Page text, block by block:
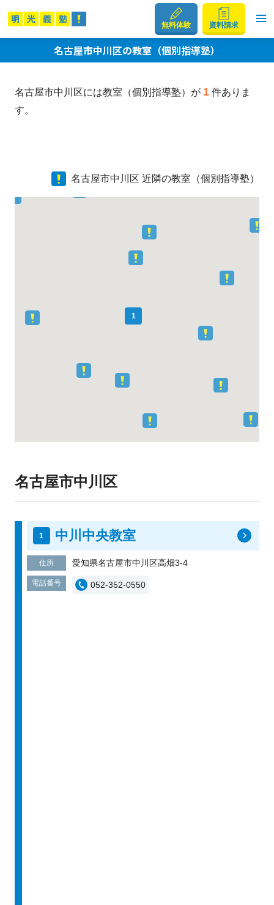
無料体験 資料請求
名古屋市中川区の教室（個別指導塾）
名古屋市中川区には教室（個別指導塾）が 1件ありま
す。
名古屋市中川区 近隣の教室（個別指導塾）
1
名古屋市中川区
中川中央教室
住所 愛知県名古屋市中川区高畑3-4
電話番号 052-352-0550